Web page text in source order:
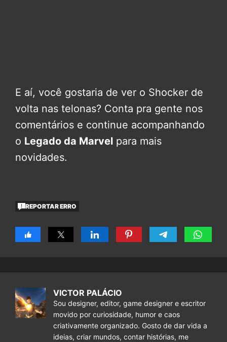
E aí, você gostaria de ver o Shocker de
volta nas telonas? Conta pra gente nos
comentários e continue acompanhando
o Legado da Marvel para mais
novidades.
REPORTAR ERRO
VICTOR PALÁCIO
Sou designer, editor, game designer e escritor
movido por curiosidade, humor e caos
criativamente organizado. Gosto de dar vida a
ideias, criar mundos, contar histórias, me